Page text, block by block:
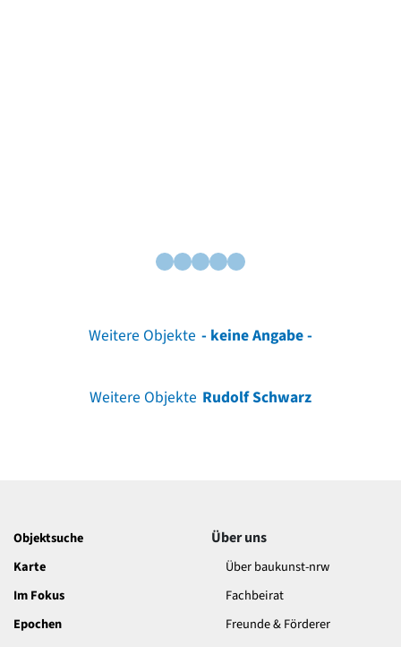
Weitere Objekte - keine Angabe -
Weitere Objekte Rudolf Schwarz
Objektsuche
Karte
Im Fokus
Epochen
Über uns
Über baukunst-nrw
Fachbeirat
Freunde & Förderer